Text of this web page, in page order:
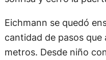
Eichmann se quedó
cantidad de pasos
metros. Desde niño